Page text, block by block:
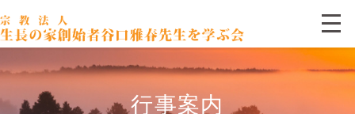
行事案内